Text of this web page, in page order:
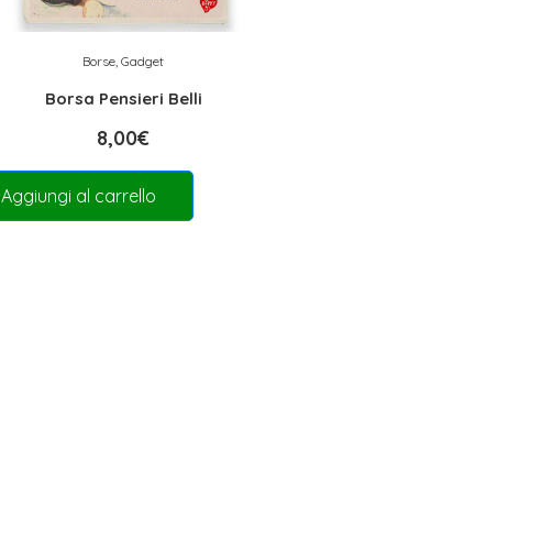
Borse,Gadget
Borsa Pensieri Belli
8,00€
Aggiungi al carrello